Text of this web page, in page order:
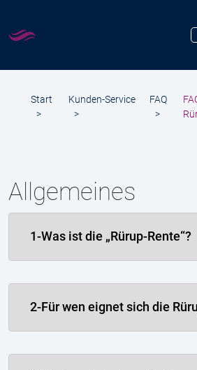
KONTAKT
SUCHE
Start
>
Kunden-Service
>
FAQ
>
Allgemeines
1-Was ist die „Rürup-Rente“?
2-Für wen eignet sich die